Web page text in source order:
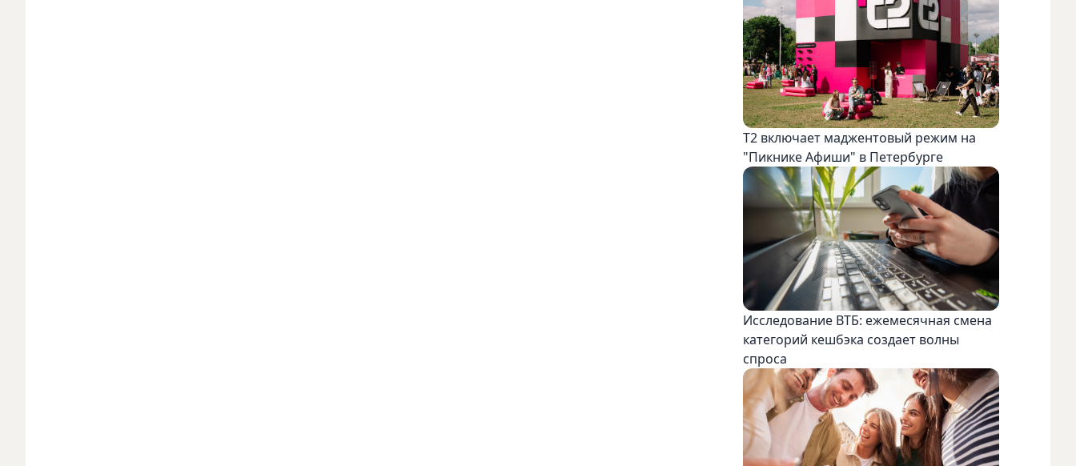
Т2 включает маджентовый режим на
"Пикнике Афиши" в Петербурге
Исследование ВТБ: ежемесячная смена
категорий кешбэка создает волны
спроса